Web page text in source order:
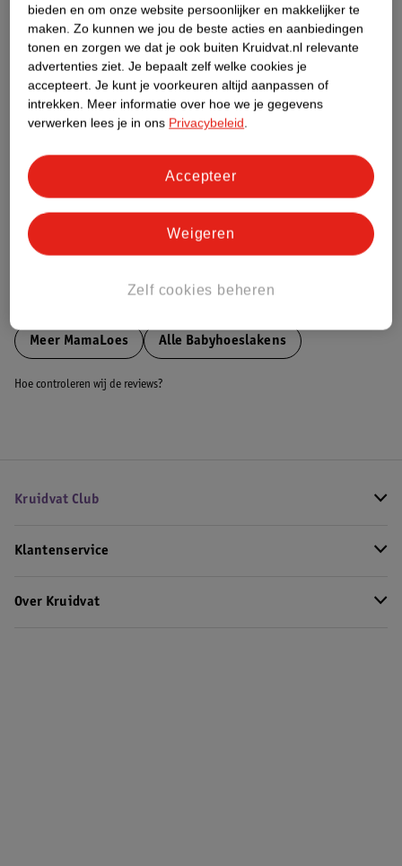
Etiketinformatie
Nature Impact Score
Dit product heeft (nog) geen Nature
Bestel & Bezorginformatie
Meer MamaLoes Alle Babyhoeslakens
Hoe controleren wij de reviews?
Kruidvat Club
Klantenservice
Over Kruidvat
bieden en om onze website persoonlijker en makkelijker te
maken. Zo kunnen we jou de beste acties en aanbiedingen
tonen en zorgen we dat je ook buiten Kruidvat.nl relevante
advertenties ziet. Je bepaalt zelf welke cookies je
accepteert. Je kunt je voorkeuren altijd aanpassen of
intrekken. Meer informatie over hoe we je gegevens
verwerken lees je in ons Privacybeleid.
Zelf cookies beheren
Weigeren
Accepteer